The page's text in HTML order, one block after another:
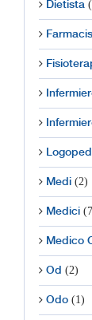
Dietista
Medi (2)
Medici
Medico
Od (2)
Odo (1)